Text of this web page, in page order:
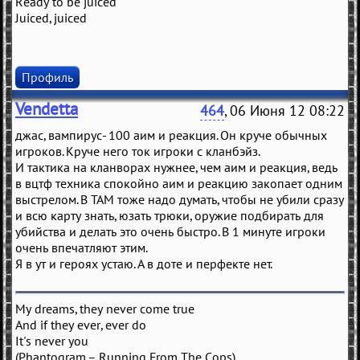
Juiced, juiced
Профиль
Vendetta 464, 06 Июня 12 08:22
джас, вампирус- 100 аим и реакция. Он круче обычных
игроков. Круче него ток игроки с кланбэйз.
И тактика на кланворах нужнее, чем аим и реакция, ведь
в вцтф техника спокойно аим и реакцию закопает одним
выстрелом. В ТАМ тоже надо думать, чтобы не убили сразу
и всю карту знать, юзать трюки, оружие подбирать для
убийства и делать это очень быстро. В 1 минуте игроки
очень впечатляют этим.
Я в ут и героях устаю. А в доте и перфекте нет.
My dreams, they never come true
And if they ever, ever do
It's never you
(Phantogram – Running From The Cops)